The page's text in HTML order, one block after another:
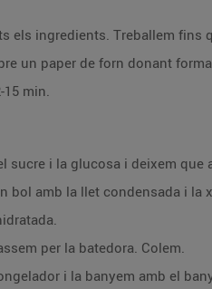
els ingredients. Treballem fins
un paper de forn donant
15 min.
sucre i la glucosa i deixem que
bol amb la llet condensada i la
per la batedora. Colem.
i la banyem amb el